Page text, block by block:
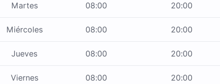
Martes 08:00 20:00
Miércoles 08:00 20:00
Jueves 08:00 20:00
Viernes 08:00 20:00